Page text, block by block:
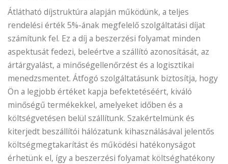
Átlátható díjstruktúra alapján működünk, a teljes
rendelési érték 5%-ának megfelelő szolgáltatási díjat
számítunk fel. Ez a díj a beszerzési folyamat minden
aspektusát fedezi, beleértve a szállító azonosítását, az
ártárgyalást, a minőségellenőrzést és a logisztikai
menedzsmentet. Átfogó szolgáltatásunk biztosítja, hogy
Ön a legjobb értéket kapja befektetéséért, kiváló
minőségű termékekkel, amelyeket időben és a
költségvetésen belül szállítunk. Szakértelmünk és
kiterjedt beszállítói hálózatunk kihasználásával jelentős
költségmegtakarítást és működési hatékonyságot
érhetünk el, így a beszerzési folyamat költséghatékony